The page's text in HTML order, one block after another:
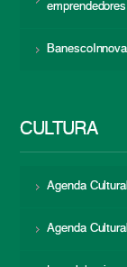
emprendedores
CULTURA
Agenda
Agenda